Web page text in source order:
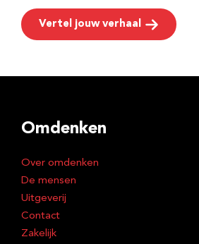
Vertel jouw verhaal
Omdenken
Over omdenken
De mensen
Uitgeverij
Contact
Zakelijk